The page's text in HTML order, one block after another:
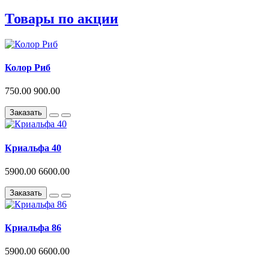
Товары по акции
Колор Риб
750.00 900.00
Заказать
Криальфа 40
5900.00 6600.00
Заказать
Криальфа 86
5900.00 6600.00